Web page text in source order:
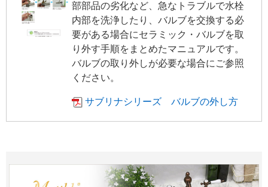
部部品の劣化など、急なトラブルで水栓
内部を洗浄したり、バルブを交換する必
要がある場合にセラミック・バルブを取
り外す手順をまとめたマニュアルです。
バルブの取り外しが必要な場合にご参照
ください。
サブリナシリーズ バルブの外し方